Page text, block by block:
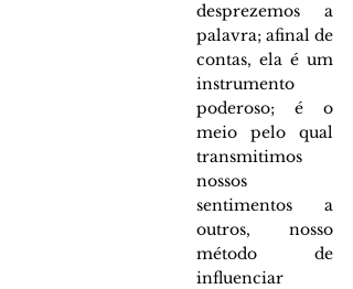
desprezemos a
palavra; afinal de
contas, ela é um
instrumento
poderoso; é o
meio pelo qual
transmitimos
nossos
sentimentos a
outros, nosso
método de
influenciar